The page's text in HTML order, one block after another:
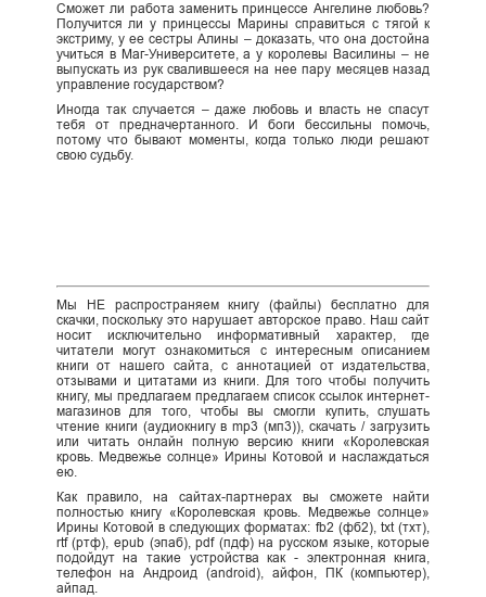
Сможет ли работа заменить принцессе Ангелине любовь?
Получится ли у принцессы Марины справиться с тягой к
экстриму, у ее сестры Алины – доказать, что она достойна
учиться в Маг-Университете, а у королевы Василины – не
выпускать из рук свалившееся на нее пару месяцев назад
управление государством?
Иногда так случается – даже любовь и власть не спасут
тебя от предначертанного. И боги бессильны помочь,
потому что бывают моменты, когда только люди решают
свою судьбу.
Мы НЕ распространяем книгу (файлы) бесплатно для
скачки, поскольку это нарушает авторское право. Наш сайт
носит исключительно информативный характер, где
читатели могут ознакомиться с интересным описанием
книги от нашего сайта, с аннотацией от издательства,
отзывами и цитатами из книги. Для того чтобы получить
книгу, мы предлагаем предлагаем список ссылок интернет-
магазинов для того, чтобы вы смогли купить, слушать
чтение книги (аудиокнигу в mp3 (мп3)), скачать / загрузить
или читать онлайн полную версию книги «Королевская
кровь. Медвежье солнце» Ирины Котовой и наслаждаться
ею.
Как правило, на сайтах-партнерах вы сможете найти
полностью книгу «Королевская кровь. Медвежье солнце»
Ирины Котовой в следующих форматах: fb2 (фб2), txt (тхт),
rtf (ртф), epub (эпаб), pdf (пдф) на русском языке, которые
подойдут на такие устройства как - электронная книга,
телефон на Андроид (android), айфон, ПК (компьютер),
айпад.